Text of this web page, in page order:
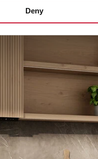
Deny